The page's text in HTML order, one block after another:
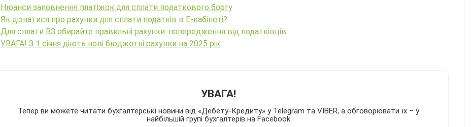
Нюанси заповнення платіжок для сплати податкового боргу
Як дізнатися про рахунки для сплати податків в Е-кабінеті?
Для сплати ВЗ обирайте правильні рахунки: попередження від податківців
УВАГА! З 1 січня діють нові бюджетні рахунки на 2025 рік
УВАГА!
Тепер ви можете читати бухгалтерські новини від «Дебету-Кредиту» у Telegram та VIBER, а обговорювати їх – у
найбільшій групі бухгалтерів на Facebook